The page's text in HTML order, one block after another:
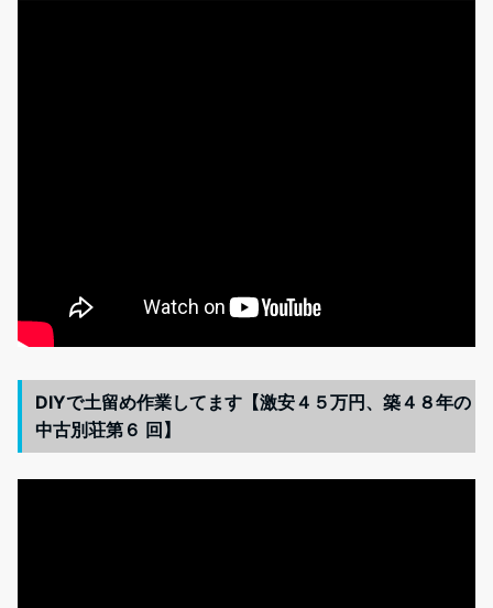
DIYで土留め作業してます【激安４５万円、築４８年の
中古別荘第６ 回】